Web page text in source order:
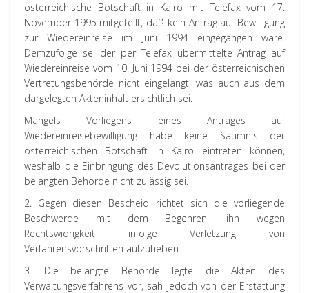
österreichische Botschaft in Kairo mit Telefax vom 17.
November 1995 mitgeteilt, daß kein Antrag auf Bewilligung
zur Wiedereinreise im Juni 1994 eingegangen wäre.
Demzufolge sei der per Telefax übermittelte Antrag auf
Wiedereinreise vom 10. Juni 1994 bei der österreichischen
Vertretungsbehörde nicht eingelangt, was auch aus dem
dargelegten Akteninhalt ersichtlich sei.
Mangels Vorliegens eines Antrages auf
Wiedereinreisebewilligung habe keine Säumnis der
österreichischen Botschaft in Kairo eintreten können,
weshalb die Einbringung des Devolutionsantrages bei der
belangten Behörde nicht zulässig sei.
2. Gegen diesen Bescheid richtet sich die vorliegende
Beschwerde mit dem Begehren, ihn wegen
Rechtswidrigkeit infolge Verletzung von
Verfahrensvorschriften aufzuheben.
3. Die belangte Behörde legte die Akten des
Verwaltungsverfahrens vor, sah jedoch von der Erstattung